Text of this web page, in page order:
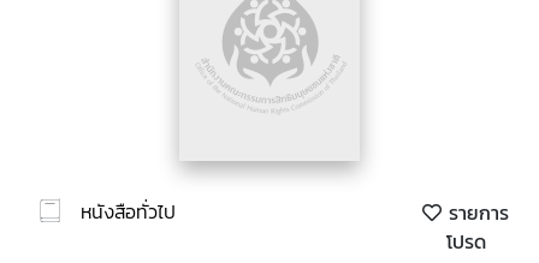
หนังสือทั่วไป
รายการ
โปรด